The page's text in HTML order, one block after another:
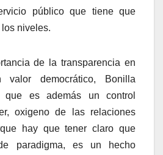
público que tiene que
niveles.
de la transparencia en
valor democrático, Bonilla
que es además un control
oxigeno de las relaciones
hay que tener claro que
paradigma, es un hecho